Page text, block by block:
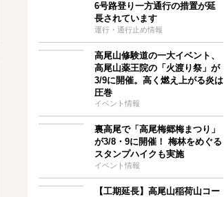
6号路登り一方通行の措置が延
長されています
運行・通行止め情報
高尾山修験道の一大イベント、
高尾山薬王院の「火渡り祭」が
3/9に開催。高く燃え上がる炎は
圧巻
イベント情報
裏高尾で「高尾梅郷梅まつり」
が3/8・9に開催！ 梅林をめぐる
スタンプハイクも実施
イベント情報
【工期延長】高尾山稲荷山コー